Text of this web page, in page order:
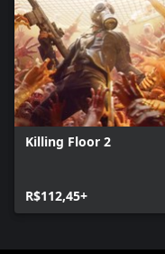
Killing Floor 2
R$112,45+